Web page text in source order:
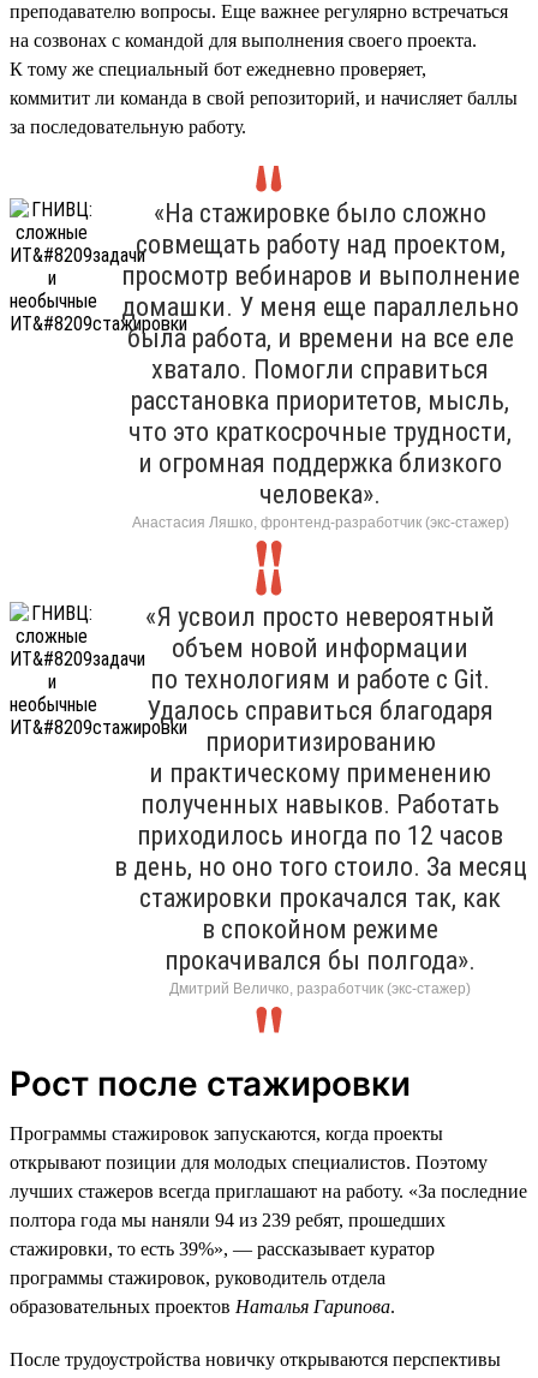
преподавателю вопросы. Еще важнее регулярно встречаться
на созвонах с командой для выполнения своего проекта.
К тому же специальный бот ежедневно проверяет,
коммитит ли команда в свой репозиторий, и начисляет баллы
за последовательную работу.
«На стажировке было сложно
совмещать работу над проектом,
просмотр вебинаров и выполнение
домашки. У меня еще параллельно
была работа, и времени на все еле
хватало. Помогли справиться
расстановка приоритетов, мысль,
что это краткосрочные трудности,
и огромная поддержка близкого
человека».
Анастасия Ляшко, фронтенд-разработчик (экс-стажер)
«Я усвоил просто невероятный
объем новой информации
по технологиям и работе с Git.
Удалось справиться благодаря
приоритизированию
и практическому применению
полученных навыков. Работать
приходилось иногда по 12 часов
в день, но оно того стоило. За месяц
стажировки прокачался так, как
в спокойном режиме
прокачивался бы полгода».
Дмитрий Величко, разработчик (экс-стажер)
Рост после стажировки
Программы стажировок запускаются, когда проекты
открывают позиции для молодых специалистов. Поэтому
лучших стажеров всегда приглашают на работу. «За последние
полтора года мы наняли 94 из 239 ребят, прошедших
стажировки, то есть 39%», — рассказывает куратор
программы стажировок, руководитель отдела
образовательных проектов Наталья Гарипова.
После трудоустройства новичку открываются перспективы